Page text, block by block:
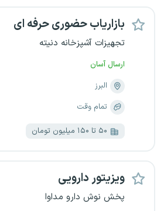
بازاریاب حضوری حرفه ای
تجهیزات آشپزخانه دنیته
ارسال آسان
البرز
تمام وقت
۵۰ تا ۱۵۰ میلیون تومان
ویزیتور دارویی
پخش نوش دارو مداوا